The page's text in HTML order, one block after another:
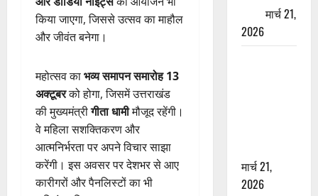
किया जाएगा, जिससे उत्सव का माहौल
और जीवंत बनेगा।
महोत्सव काभव्य समापन समारोह 13
अक्टूबरको होगा, जिसमें उत्तराखंड
की मुख्यमंत्रीगीता धामीमौजूद रहेंगी।
वे महिला सशक्तिकरण और
आत्मनिर्भरता पर अपने विचार साझा
करेंगी। इस अवसर पर देशभर से आए
कारीगरों और पैनलिस्टों का भी
मार्च 21,
2026
मार्च 21,
2026